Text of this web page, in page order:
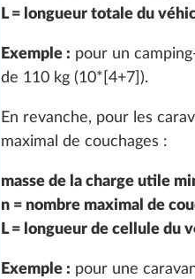
393 €
grill
L = longueur totale du
Exemple : pour un
de 110 kg (10*[4+7]).
En revanche, pour les
maximal de couchages :
masse de la charge utile
n = nombre maximal de
L = longueur de cellule du
Exemple : pour une